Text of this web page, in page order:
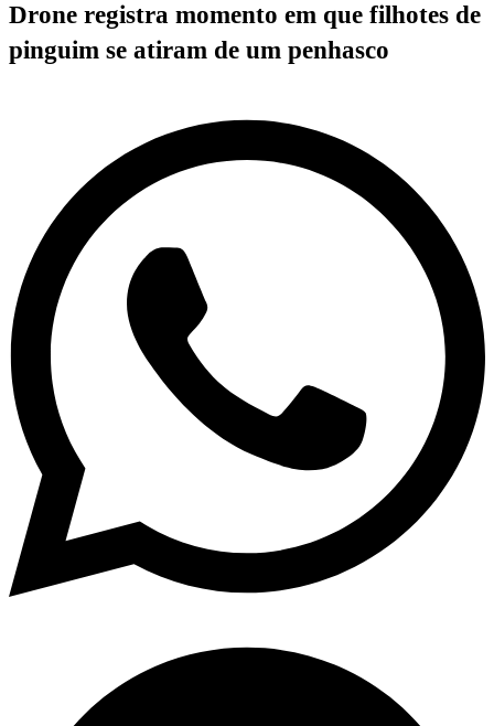
Drone registra momento em que filhotes de
pinguim se atiram de um penhasco